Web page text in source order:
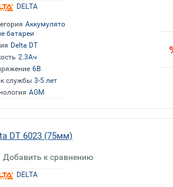
DELTA
Аккумулято
батареи
Delta DT
2.3Ач
6В
службы 3-5 лет
AGM
DT 6023 (75мм)
Добавить к сравнению
DELTA